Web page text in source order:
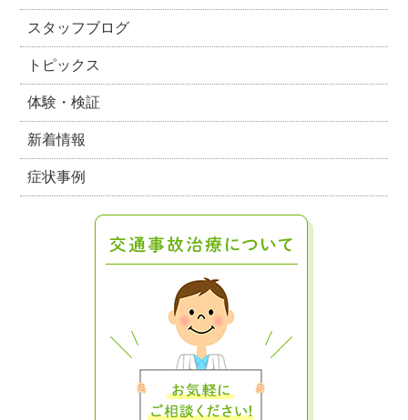
スタッフブログ
トピックス
体験・検証
新着情報
症状事例